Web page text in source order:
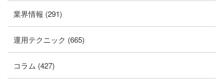
業界情報 (291)
運用テクニック (665)
コラム (427)